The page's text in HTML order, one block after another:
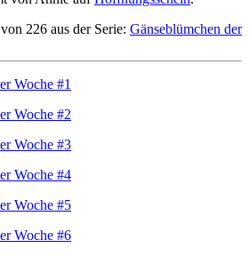
226 aus der Serie: Gänseblümchen der
Woche #1
Woche #2
Woche #3
Woche #4
Woche #5
Woche #6